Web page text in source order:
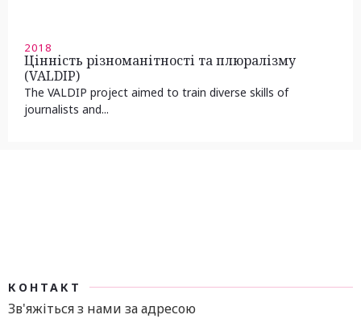
2018
Цінність різноманітності та плюралізму
(VALDIP)
The VALDIP project aimed to train diverse skills of
journalists and...
КОНТАКТ
Зв'яжіться з нами за адресою